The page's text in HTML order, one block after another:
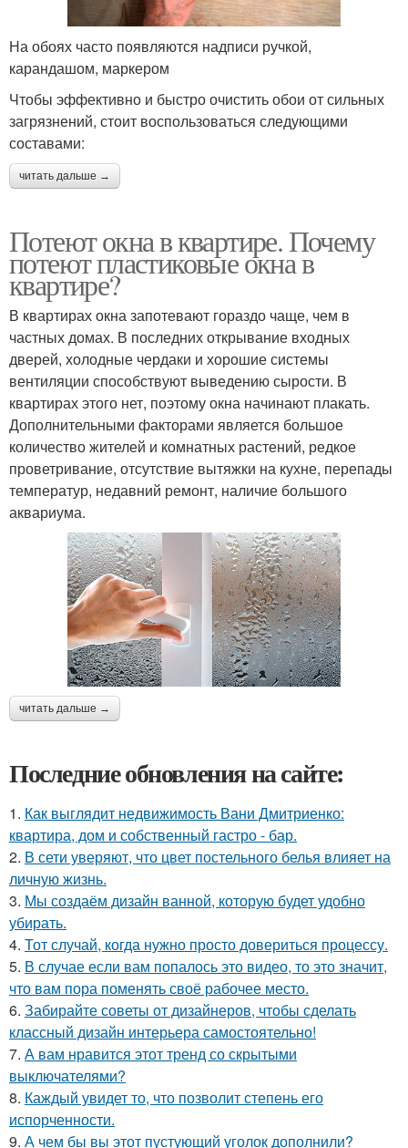
На обоях часто появляются надписи ручкой,
карандашом, маркером
Чтобы эффективно и быстро очистить обои от сильных
загрязнений, стоит воспользоваться следующими
составами:
читать дальше →
Потеют окна в квартире. Почему
потеют пластиковые окна в
квартире?
В квартирах окна запотевают гораздо чаще, чем в
частных домах. В последних открывание входных
дверей, холодные чердаки и хорошие системы
вентиляции способствуют выведению сырости. В
квартирах этого нет, поэтому окна начинают плакать.
Дополнительными факторами является большое
количество жителей и комнатных растений, редкое
проветривание, отсутствие вытяжки на кухне, перепады
температур, недавний ремонт, наличие большого
аквариума.
читать дальше →
Последние обновления на сайте:
1. Как выглядит недвижимость Вани Дмитриенко:
квартира, дом и собственный гастро - бар.
2. В сети уверяют, что цвет постельного белья влияет на
личную жизнь.
3. Мы создаём дизайн ванной, которую будет удобно
убирать.
4. Тот случай, когда нужно просто довериться процессу.
5. В случае если вам попалось это видео, то это значит,
что вам пора поменять своё рабочее место.
6. Забирайте советы от дизайнеров, чтобы сделать
классный дизайн интерьера самостоятельно!
7. А вам нравится этот тренд со скрытыми
выключателями?
8. Каждый увидет то, что позволит степень его
испорченности.
9. А чем бы вы этот пустующий уголок дополнили?